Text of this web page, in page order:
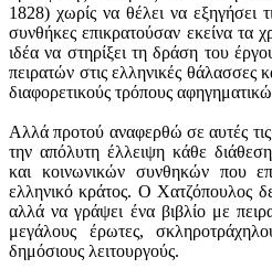
1828) χωρίς να θέλει να εξηγήσει
συνθήκες επικρατούσαν εκείνα τα
ιδέα να στηρίξει τη δράση του
πειρατών στις ελληνικές θάλασσες
διαφορετικούς τρόπους
Αλλά προτού αναφερθώ σε αυτές
την απόλυτη έλλειψη κάθε
και κοινωνικών συνθηκών που
ελληνικό κράτος. Ο Χατζόπουλος
αλλά να γράψει ένα βιβλίο με
μεγάλους έρωτες,
δημόσιους λειτουργούς.